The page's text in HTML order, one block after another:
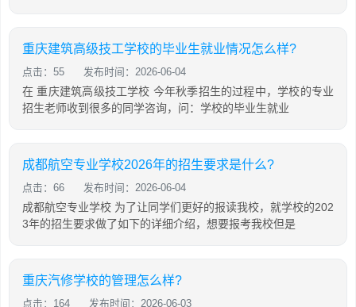
重庆建筑高级技工学校的毕业生就业情况怎么样?
点击：55 发布时间：2026-06-04
在 重庆建筑高级技工学校 今年秋季招生的过程中，学校的专业
招生老师收到很多的同学咨询，问：学校的毕业生就业
成都航空专业学校2026年的招生要求是什么?
点击：66 发布时间：2026-06-04
成都航空专业学校 为了让同学们更好的报读我校，就学校的202
3年的招生要求做了如下的详细介绍，想要报考我校但是
重庆汽修学校的管理怎么样?
点击：164 发布时间：2026-06-03